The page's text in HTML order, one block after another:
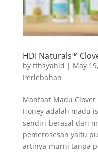
HDI Naturals™
by fthsyahid | May
Perlebahan
Manfaat Madu
Honey adalah madu
sendiri berasal dari
pemerosesan yaitu
artinya murni tanpa